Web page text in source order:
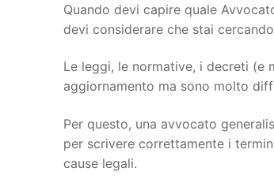
Quando devi capire quale
devi considerare che stai
Le leggi, le normative, i decreti (e
aggiornamento ma sono molto
Per questo, una avvocato
per scrivere correttamente i
cause legali.